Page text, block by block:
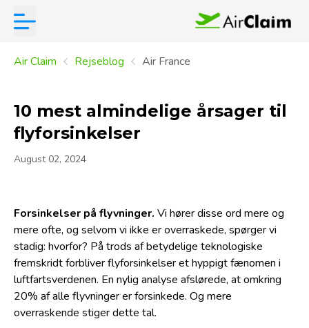
Air Claim Rejseblog Air France
10 mest almindelige årsager til
flyforsinkelser
August 02, 2024
Forsinkelser på flyvninger. Vi hører disse ord mere og
mere ofte, og selvom vi ikke er overraskede, spørger vi
stadig: hvorfor? På trods af betydelige teknologiske
fremskridt forbliver flyforsinkelser et hyppigt fænomen i
luftfartsverdenen. En nylig analyse afslørede, at omkring
20% af alle flyvninger er forsinkede. Og mere
overraskende stiger dette tal.